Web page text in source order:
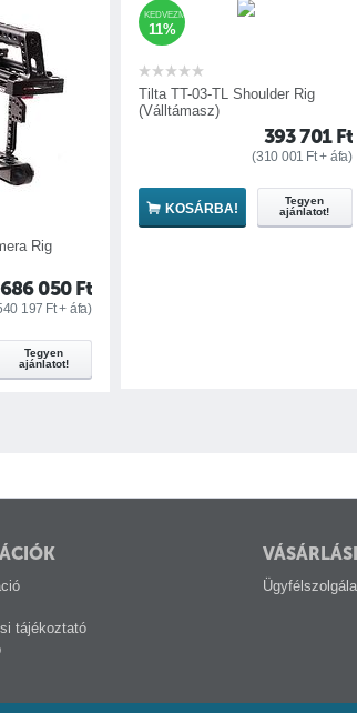
ES-T17 és ES-T17A Cage
II kamerákkal
akkumulátorhoz, memóriakártyához
2x30 cm rudazattal
átalakító
felfogatásához
Rig
686 050 Ft
197 Ft+ áfa)
Tegyen
ajánlatot!
KEDVEZMÉNY
11%
Tilta TT-03-TL Shoulder Rig
(Válltámasz)
393 701 Ft
(310 001 Ft+ áfa)
KOSÁRBA!
Tegyen
ajánlatot!
tájékoztató